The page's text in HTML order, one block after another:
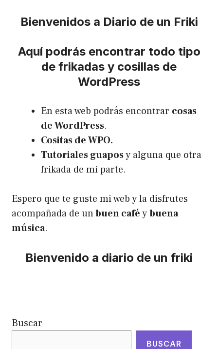
Bienvenidos a Diario de un Friki
Aquí podrás encontrar todo tipo
de frikadas y cosillas de
WordPress
En esta web podrás encontrar cosas
de WordPress.
Cositas de WPO.
Tutoriales guaposy alguna que otra
frikada de mi parte.
Espero que te guste mi web y la disfrutes
acompañada de unbuen caféybuena
música.
Bienvenido a diario de un friki
Buscar
BUSCAR